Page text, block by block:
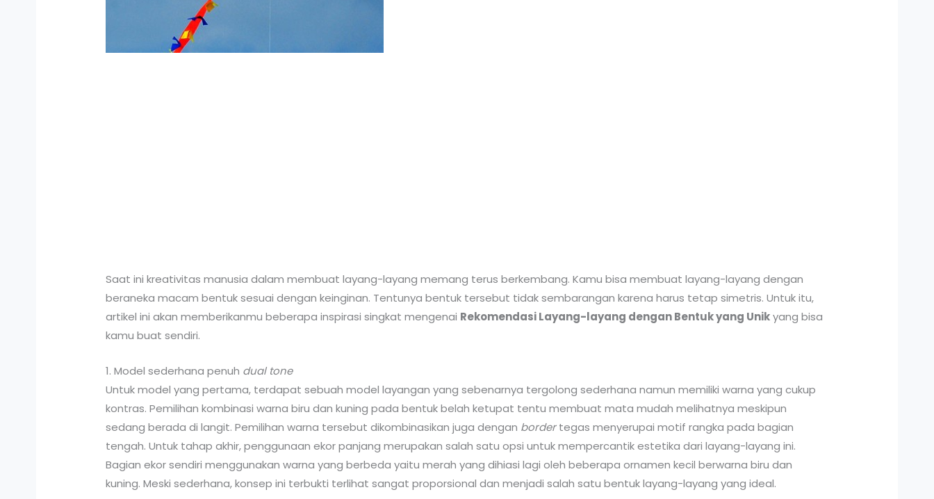
Saat ini kreativitas manusia dalam membuat layang-layang memang terus berkembang. Kamu bisa membuat layang-layang dengan
beraneka macam bentuk sesuai dengan keinginan. Tentunya bentuk tersebut tidak sembarangan karena harus tetap simetris. Untuk itu,
artikel ini akan memberikanmu beberapa inspirasi singkat mengenai Rekomendasi Layang-layang dengan Bentuk yang Unikyang bisa
kamu buat sendiri.
1. Model sederhana penuh dual tone
Untuk model yang pertama, terdapat sebuah model layangan yang sebenarnya tergolong sederhana namun memiliki warna yang cukup
kontras. Pemilihan kombinasi warna biru dan kuning pada bentuk belah ketupat tentu membuat mata mudah melihatnya meskipun
sedang berada di langit. Pemilihan warna tersebut dikombinasikan juga dengan bordertegas menyerupai motif rangka pada bagian
tengah. Untuk tahap akhir, penggunaan ekor panjang merupakan salah satu opsi untuk mempercantik estetika dari layang-layang ini.
Bagian ekor sendiri menggunakan warna yang berbeda yaitu merah yang dihiasi lagi oleh beberapa ornamen kecil berwarna biru dan
kuning. Meski sederhana, konsep ini terbukti terlihat sangat proporsional dan menjadi salah satu bentuk layang-layang yang ideal.